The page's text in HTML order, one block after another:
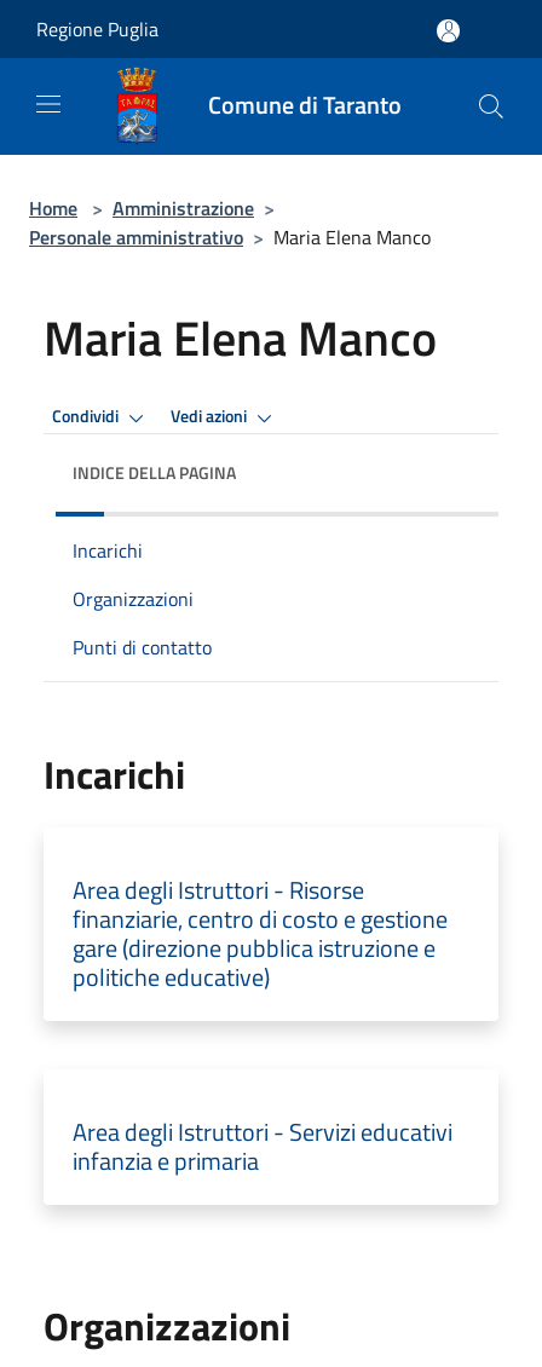
Regione Puglia
Comune di Taranto
Home > Amministrazione >
Personale amministrativo > Maria Elena Manco
Maria Elena Manco
Condividi Vedi azioni
INDICE DELLA PAGINA
Incarichi
Organizzazioni
Punti di contatto
Incarichi
Area degli Istruttori - Risorse
finanziarie, centro di costo e gestione
gare (direzione pubblica istruzione e
politiche educative)
Area degli Istruttori - Servizi educativi
infanzia e primaria
Organizzazioni